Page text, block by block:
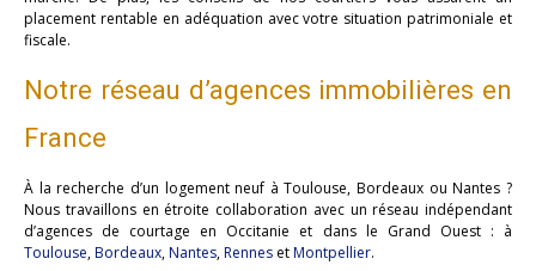
placement rentable en adéquation avec votre situation patrimoniale et
fiscale.
Notre réseau d’agences immobilières en
France
À la recherche d’un logement neuf à Toulouse, Bordeaux ou Nantes ?
Nous travaillons en étroite collaboration avec un réseau indépendant
d’agences de courtage en Occitanie et dans le Grand Ouest : à
Toulouse,Bordeaux,Nantes,Rennes etMontpellier.